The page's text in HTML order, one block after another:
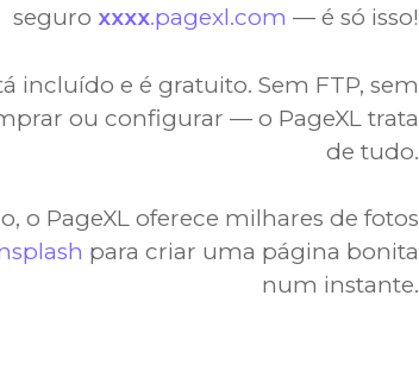
seguro xxxx.pagexl.com — é só isso!
incluído e é gratuito. Sem FTP, sem
ou configurar — o PageXL trata
de tudo.
o PageXL oferece milhares de fotos
para criar uma página bonita
num instante.